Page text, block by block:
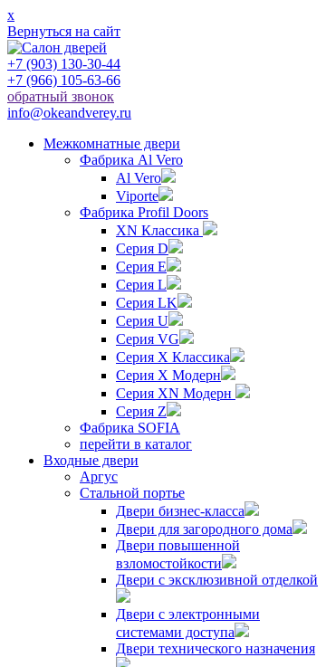
x
Вернуться на сайт
+7 (903) 130-30-44
+7 (966) 105-63-66
обратный звонок
info@okeandverey.ru
Межкомнатные двери
Фабрика Al Vero
Al Vero
Viporte
Фабрика Profil Doors
XN Классика
Серия D
Серия E
Серия L
Серия LK
Серия U
Серия VG
Серия X Классика
Серия X Модерн
Серия XN Модерн
Серия Z
Фабрика SOFIA
перейти в каталог
Входные двери
Аргус
Стальной портье
Двери бизнес-класса
Двери для загородного дома
Двери повышенной
взломостойкости
Двери с эксклюзивной отделкой
Двери с электронными
системами доступа
Двери технического назначения